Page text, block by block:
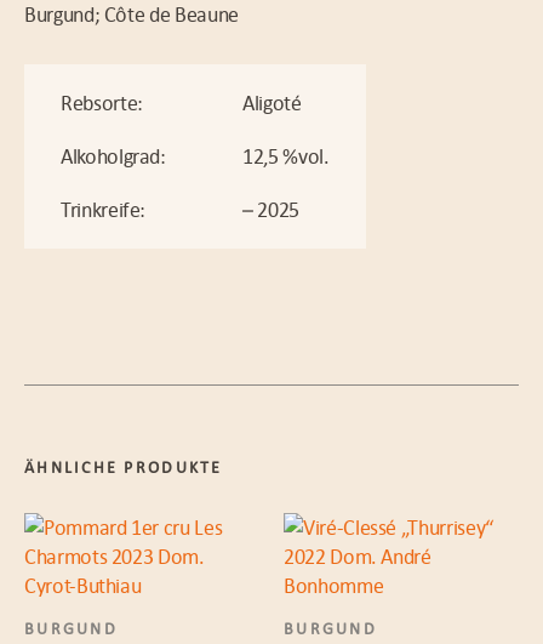
Burgund; Côte de Beaune
Rebsorte:
Aligoté
Alkoholgrad:
12,5 %vol.
Trinkreife:
– 2025
ÄHNLICHE PRODUKTE
BURGUND BURGUND